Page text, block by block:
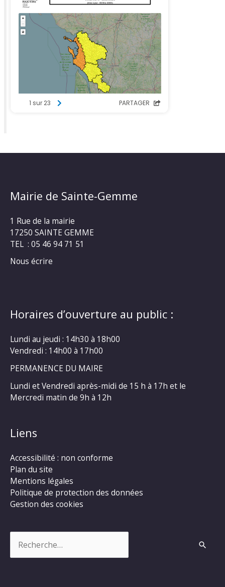
Mairie de Sainte-Gemme
1 Rue de la mairie
17250 SAINTE GEMME
TEL : 05 46 94 71 51
Nous écrire
Horaires d’ouverture au public :
Lundi au jeudi : 14h30 à 18h00
Vendredi : 14h00 à 17h00
PERMANENCE DU MAIRE
Lundi et Vendredi après-midi de 15 h à 17h et le
Mercredi matin de 9h à 12h
Liens
Accessibilité : non conforme
Plan du site
Mentions légales
Politique de protection des données
Gestion des cookies